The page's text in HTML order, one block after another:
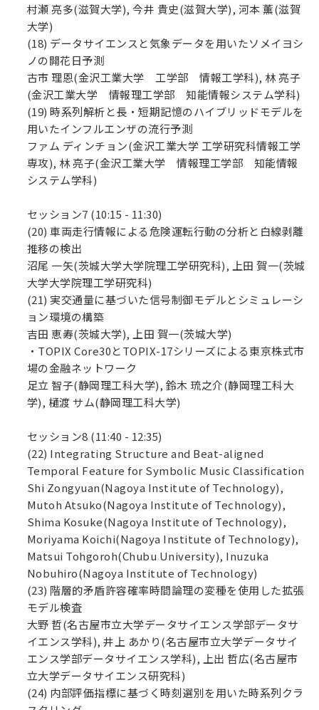
村瀬 亮多(滋賀大学), 今井 貴史(滋賀大学), 河本 薫(滋賀
大学)
(18) データサイエンスと気象データを用いたソメイヨシ
ノの開花日予測
古市 理恩(金沢工業大学 工学部 情報工学科), 林 亮子
(金沢工業大学 情報理工学部 知能情報システム学科)
(19) 時系列解析と長・短期記憶のハイブリッドモデルを
用いたインフルエンザの流行予測
ファム ディンチョン(金沢工業大学 工学研究科情報工学
専攻), 林 亮子(金沢工業大学 情報理工学部 知能情報
システム学科)
セッション7 (10:15 - 11:30)
(20) 車両走行情報による危険運転行動の分析と白線剥離
推移の検出
沼尾 一矢(茨城大学大学院理工学研究科), 上田 賀一(茨城
大学大学院理工学研究科)
(21) 実交通量に基づいた信号制御モデルとシミュレーシ
ョン環境の構築
吉田 恵寿(茨城大学), 上田 賀一(茨城大学)
・TOPIX Core30とTOPIX-17シリーズによる東京株式市
場の金融ネットワーク
足立 智子(静岡理工科大学), 鈴木 琉之介(静岡理工科大
学), 樋渡 サム(静岡理工科大学)
セッション8 (11:40 - 12:35)
(22) Integrating Structure and Beat-aligned
Temporal Feature for Symbolic Music Classification
Shi Zongyuan(Nagoya Institute of Technology),
Mutoh Atsuko(Nagoya Institute of Technology),
Shima Kosuke(Nagoya Institute of Technology),
Moriyama Koichi(Nagoya Institute of Technology),
Matsui Tohgoroh(Chubu University), Inuzuka
Nobuhiro(Nagoya Institute of Technology)
(23) 階層的矛盾許容確率時間論理の変種を使用した拡張
モデル検査
大野 哲(名古屋市立大学データサイエンス学部データサ
イエンス学科), 井上 あかり(名古屋市立大学データサイ
エンス学部データサイエンス学科), 上出 哲広(名古屋市
立大学データサイエンス研究科)
(24) 内部評価指標に基づく時刻選別を用いた時系列クラ